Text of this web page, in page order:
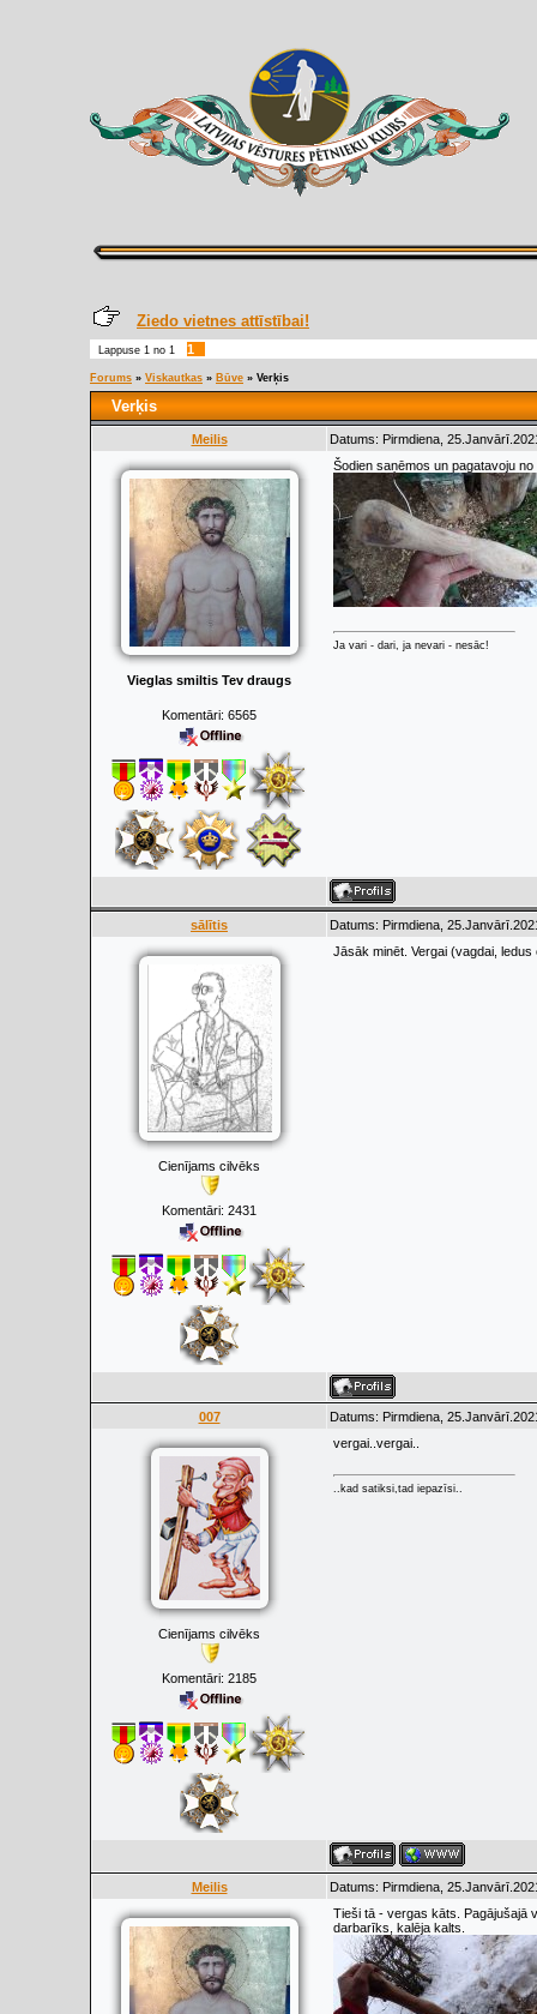
Ziedo vietnes attīstībai!
Lappuse 1 no 1 1
Forums » Viskautkas » Būve » Verķis
Verķis
Meilis Datums: Pirmdiena,
Vieglas smiltis Tev draugs
Komentāri: 6565
Šodien saņēmos un pagatavoju
Ja vari - dari, ja nevari - nesāc!
sālītis Datums: Pirmdiena,
Cienījams cilvēks
Komentāri: 2431
Jāsāk minēt. Vergai (vagdai,
007 Datums: Pirmdiena,
Cienījams cilvēks
Komentāri: 2185
vergai..vergai..
..kad satiksi,tad iepazīsi..
Meilis Datums: Pirmdiena,
Tieši tā - vergas kāts. Pagājušajā
darbarīks, kalēja kalts.